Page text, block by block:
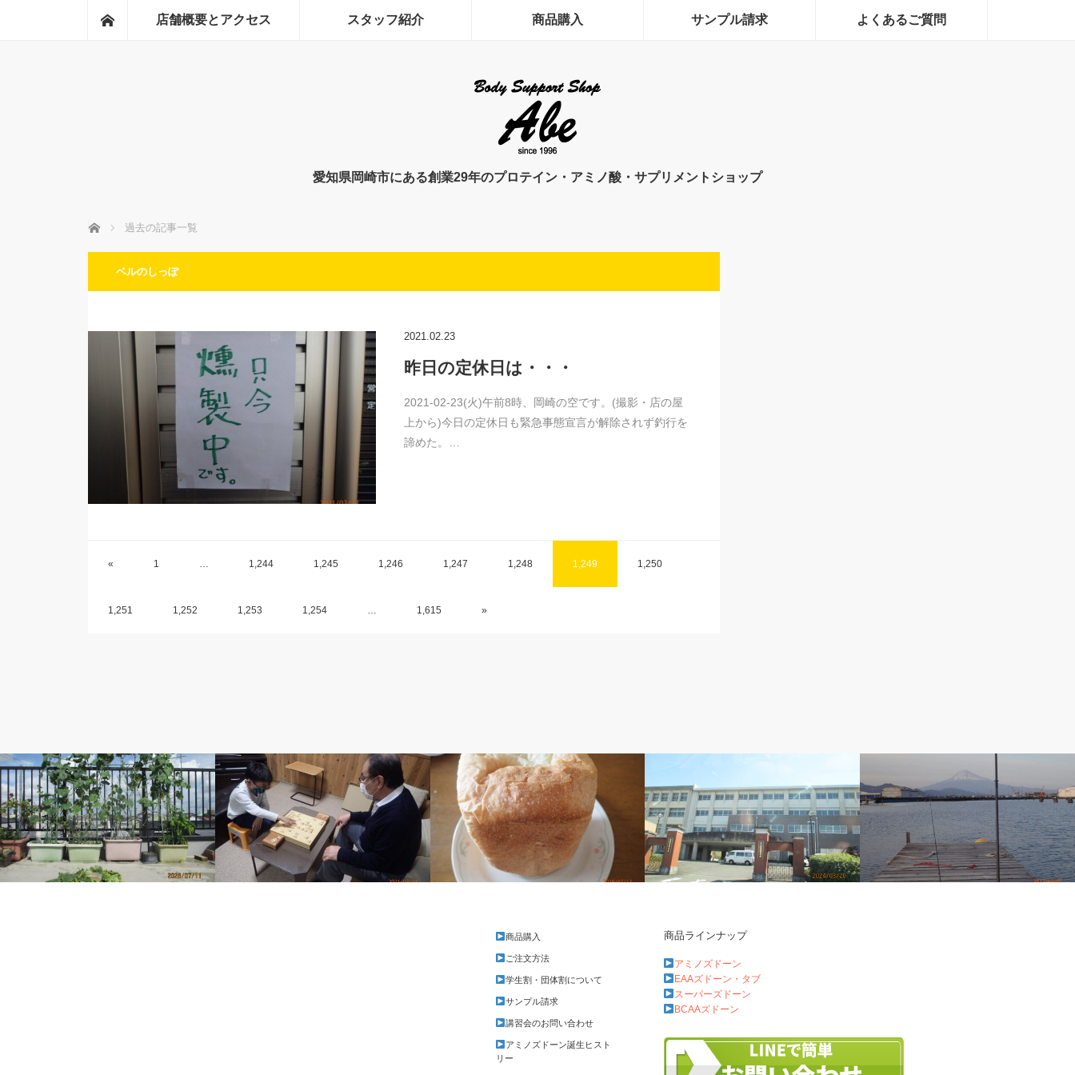
ホーム店舗概要とアクセス スタッフ紹介 商品購入 サンプル請求 よくあるご質問
愛知県岡崎市にある創業29年のプロテイン・アミノ酸・サプリメントショップ
ホーム 過去の記事一覧
ベルのしっぽ
2021.02.23
昨日の定休日は・・・
2021-02-23(火)午前8時、岡崎の空です。(撮影・店の屋
上から)今日の定休日も緊急事態宣言が解除されず釣行を
諦めた。…
« 1 … 1,244 1,245 1,246 1,247 1,248 1,249 1,250
1,251 1,252 1,253 1,254 … 1,615 »
商品ラインナップ
アミノズドーン
EAAズドーン・タブ
スーパーズドーン
BCAAズドーン
商品購入
ご注文方法
学生割・団体割について
サンプル請求
講習会のお問い合わせ
アミノズドーン誕生ヒスト
リー